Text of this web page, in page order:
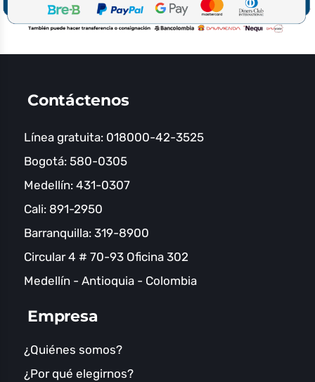
Contáctenos
Línea gratuita: 018000-42-3525
Bogotá: 580-0305
Medellín: 431-0307
Cali: 891-2950
Barranquilla: 319-8900
Circular 4 # 70-93 Oficina 302
Medellín - Antioquia - Colombia
Empresa
¿Quiénes somos?
¿Por qué elegirnos?